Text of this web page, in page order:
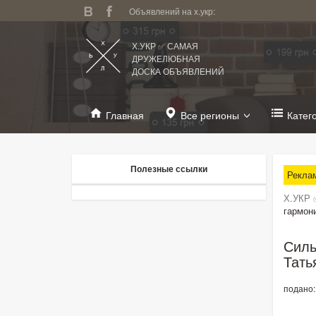
Объявлений на х.укр:
Х.УКР ✅ САМАЯ
ДРУЖЕЛЮБНАЯ
ДОСКА ОБЪЯВЛЕНИЙ
Главная Все регионы
Х.УКР
Полезные ссылки